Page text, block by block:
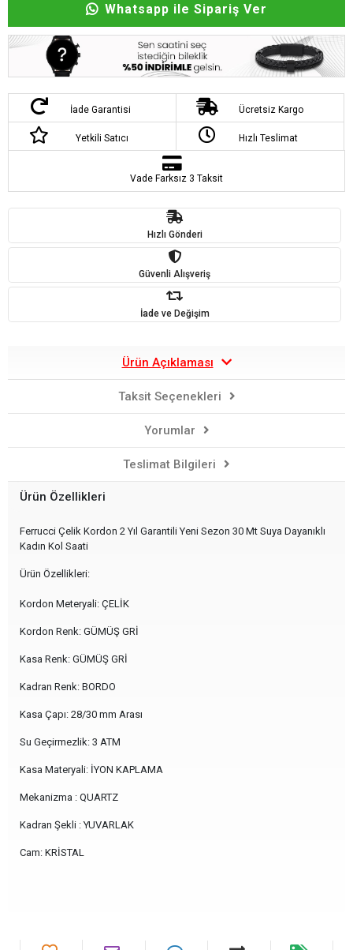
Whatsapp ile Sipariş Ver
İade Garantisi Ücretsiz Kargo
Yetkili Satıcı Hızlı Teslimat
Vade Farksız 3 Taksit
Hızlı Gönderi
Güvenli Alışveriş
İade ve Değişim
Ürün Açıklaması
Taksit Seçenekleri
Yorumlar
Teslimat Bilgileri
Ürün Özellikleri
Ferrucci Çelik Kordon 2 Yıl Garantili Yeni Sezon 30 Mt Suya Dayanıklı
Kadın Kol Saati
Ürün Özellikleri:
Kordon Meteryali: ÇELİK
Kordon Renk: GÜMÜŞ GRİ
Kasa Renk: GÜMÜŞ GRİ
Kadran Renk: BORDO
Kasa Çapı: 28/30 mm Arası
Su Geçirmezlik: 3 ATM
Kasa Materyali: İYON KAPLAMA
Mekanizma : QUARTZ
Kadran Şekli : YUVARLAK
Cam: KRİSTAL